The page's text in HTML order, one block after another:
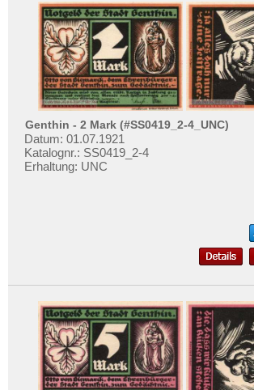
Orte mit V...
Orte mit W...
Orte mit X...
Orte mit Z...
Genthin - 2 Mark (#SS0419_2-4_UNC)
Datum: 01.07.1921
Katalognr.: SS0419_2-4
Erhaltung: UNC